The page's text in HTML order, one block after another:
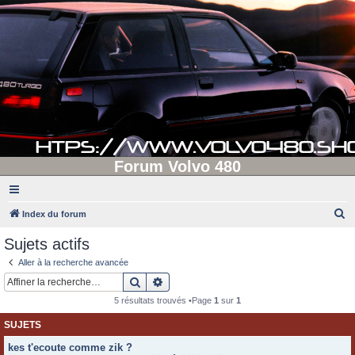
Forum Volvo 480
Index du forum
Sujets actifs
Aller à la recherche avancée
Rechercher
5 résultats trouvés •Page 1 sur 1
SUJETS
kes t'ecoute comme zik ?